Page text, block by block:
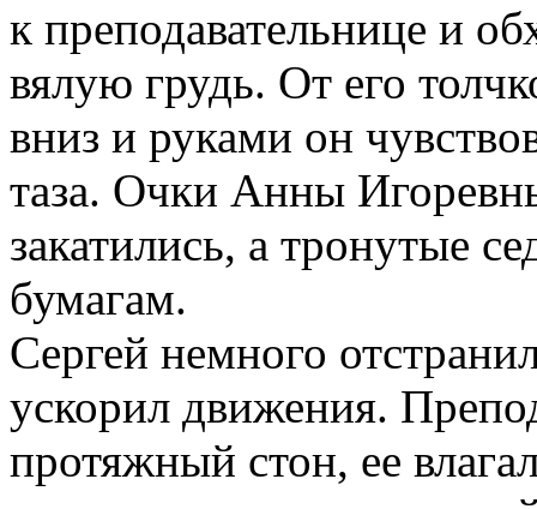
к преподавательнице и
вялую грудь. От его
вниз и руками он
таза. Очки Анны
закатились, а тронутые
бумагам.
Сергей немного
ускорил движения.
протяжный стон, ее